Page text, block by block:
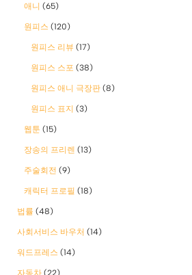
애니 (65)
원피스 (120)
원피스 리뷰 (17)
원피스 스포 (38)
원피스 애니 극장판 (8)
원피스 표지 (3)
웹툰 (15)
장송의 프리렌 (13)
주술회전 (9)
캐릭터 프로필 (18)
법률 (48)
사회서비스 바우처 (14)
워드프레스 (14)
자동차 (22)